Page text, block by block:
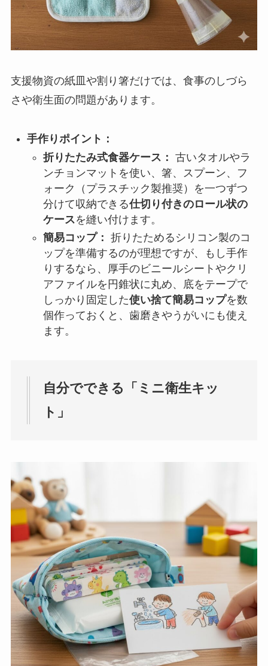
支援物資の紙皿や割り箸だけでは、食事のしづら
さや衛生面の問題があります。
手作りポイント：
折りたたみ式食器ケース： 古いタオルやラ
ンチョンマットを使い、箸、スプーン、フ
ォーク（プラスチック製推奨）を一つずつ
分けて収納できる仕切り付きのロール状の
ケースを縫い付けます。
簡易コップ： 折りたためるシリコン製のコ
ップを準備するのが理想ですが、もし手作
りするなら、厚手のビニールシートやクリ
アファイルを円錐状に丸め、底をテープで
しっかり固定した使い捨て簡易コップを数
個作っておくと、歯磨きやうがいにも使え
ます。
自分でできる「ミニ衛生キッ
ト」